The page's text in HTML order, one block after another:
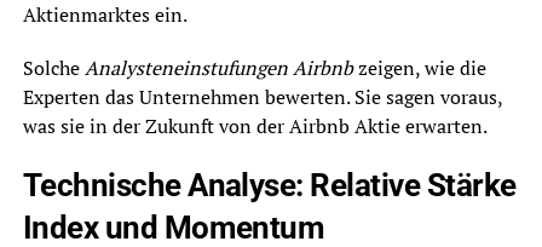
Aktienmarktes ein.
SolcheAnalysteneinstufungen Airbnbzeigen, wie die
Experten das Unternehmen bewerten. Sie sagen voraus,
was sie in der Zukunft von der Airbnb Aktie erwarten.
Technische Analyse: Relative Stärke
Index und Momentum